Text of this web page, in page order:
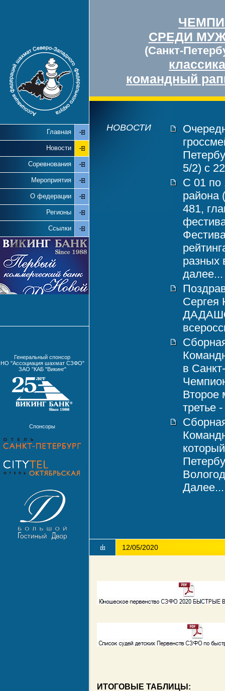
СРЕДИ
(Санкт-
классика
командный
Главная
Новости
Соревнования
Мероприятия
О федерации
Регионы
Ссылки
Генеральный спонсор
НО "Ассоциация шахмат СЗФО"
ЗАО "КАБ "Викинг"
Спонсоры
НОВОСТИ
5/2) с
С 01 по
района
481,
разных
далее...
в
Второе
третье
Далее...
12/05/2020
ИТОГОВЫЕ ТАБЛИЦЫ: